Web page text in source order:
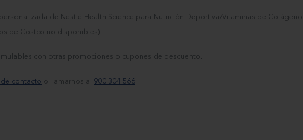
de Nestlé Health Science para Nutrición Deportiva/Vitaminas de Colágeno
de Costco no disponibles)
con otras promociones o cupones de descuento.
contacto o llamarnos al 900 304 566